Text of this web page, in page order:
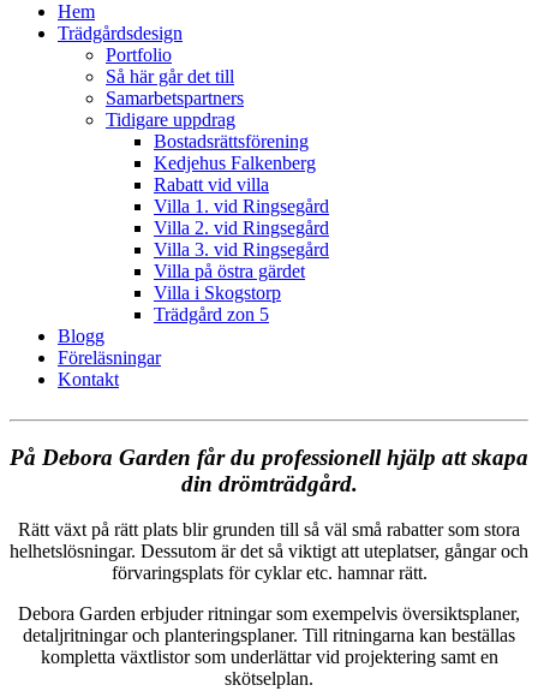
Hem
Trädgårdsdesign
Portfolio
Så här går det till
Samarbetspartners
Tidigare uppdrag
Bostadsrättsförening
Kedjehus Falkenberg
Rabatt vid villa
Villa 1. vid Ringsegård
Villa 2. vid Ringsegård
Villa 3. vid Ringsegård
Villa på östra gärdet
Villa i Skogstorp
Trädgård zon 5
Blogg
Föreläsningar
Kontakt
På Debora Garden får du professionell hjälp att skapa
din drömträdgård.
Rätt växt på rätt plats blir grunden till så väl små rabatter som stora
helhetslösningar. Dessutom är det så viktigt att uteplatser, gångar och
förvaringsplats för cyklar etc. hamnar rätt.
Debora Garden erbjuder ritningar som exempelvis översiktsplaner,
detaljritningar och planteringsplaner. Till ritningarna kan beställas
kompletta växtlistor som underlättar vid projektering samt en
skötselplan.